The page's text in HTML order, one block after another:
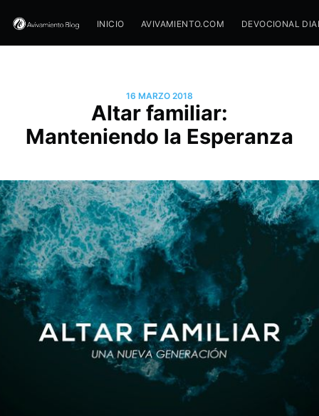
INICIO AVIVAMIENTO.COM DEVOCIONAL
16 MARZO 2018
Altar familiar:
Manteniendo la Esperanza